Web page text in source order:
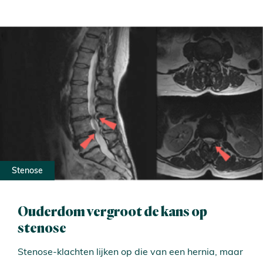
Stenose
Ouderdom vergroot de kans op
stenose
Stenose-klachten lijken op die van een hernia, maar